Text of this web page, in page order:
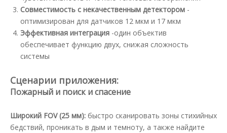
Совместимость с некачественным детектором -
оптимизирован для датчиков 12 мкм и 17 мкм
Эффективная интеграция -один объектив
обеспечивает функцию двух, снижая сложность
системы
Сценарии приложения:
Пожарный и поиск и спасение
Широкий FOV (25 мм): быстро сканировать зоны стихийных
бедствий, проникать в дым и темноту, а также найдите